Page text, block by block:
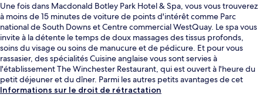
Une fois dans Macdonald Botley Park Hotel & Spa, vous vous trouverez
à moins de 15 minutes de voiture de points d'intérêt comme Parc
national de South Downs et Centre commercial WestQuay. Le spa vous
invite à la détente le temps de doux massages des tissus profonds,
soins du visage ou soins de manucure et de pédicure. Et pour vous
rassasier, des spécialités Cuisine anglaise vous sont servies à
l'établissement The Winchester Restaurant, qui est ouvert à l'heure du
petit déjeuner et du dîner. Parmi les autres petits avantages de cet
hébergement figurent une piscine couverte, un bar / salon et une salle
Informations sur le droit de rétractation